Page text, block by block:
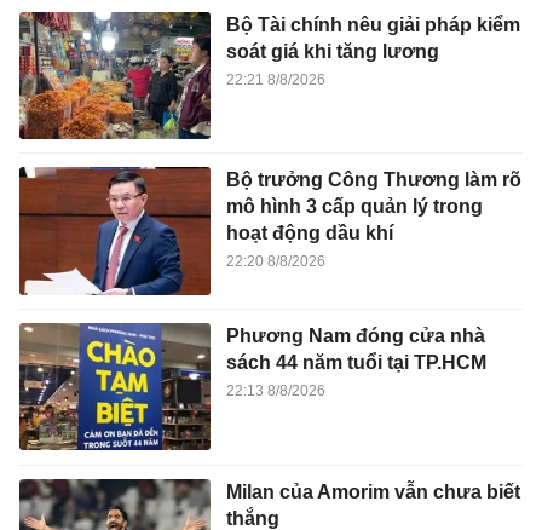
Bộ Tài chính nêu giải pháp kiểm
soát giá khi tăng lương
22:21 8/8/2026
Bộ trưởng Công Thương làm rõ
mô hình 3 cấp quản lý trong
hoạt động dầu khí
22:20 8/8/2026
Phương Nam đóng cửa nhà
sách 44 năm tuổi tại TP.HCM
22:13 8/8/2026
Milan của Amorim vẫn chưa biết
thắng